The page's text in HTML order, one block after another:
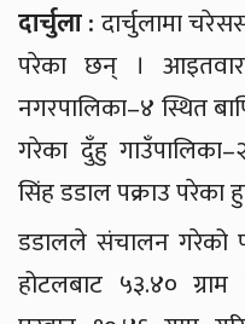
दार्चुला : दार्चुलामा
परेका छन् । आइतवार
नगरपालिका–४ स्थित
गरेका दुँहु
सिंह डडाल पक्राउ परेका
डडालले संचालन गरेको
होटलबाट ५३.४०